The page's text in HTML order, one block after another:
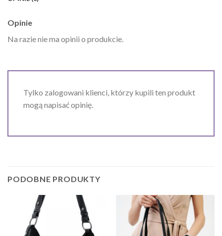
Opinie
Na razie nie ma opinii o produkcie.
Tylko zalogowani klienci, którzy kupili ten produkt
mogą napisać opinię.
PODOBNE PRODUKTY